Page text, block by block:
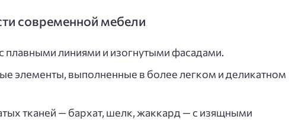
современной мебели
плавными линиями и изогнутыми фасадами.
элементы, выполненные в более легком и деликатном
тканей — бархат, шелк, жаккард — с изящными